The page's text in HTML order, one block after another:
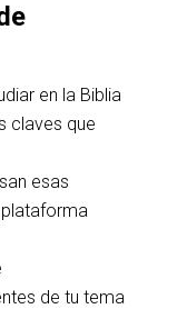
en la Biblia
claves que
esas
de tu tema